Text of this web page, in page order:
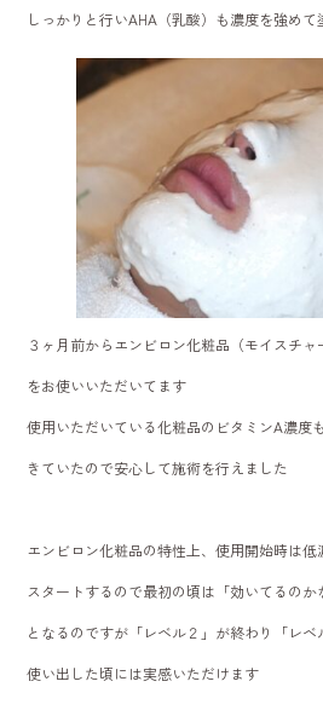
しっかりと行いAHA（乳酸）も濃度を強めて
３ヶ月前からエンビロン化粧品（モイスチャ
をお使いいただいてます
使用いただいている化粧品のビタミンA濃度
きていたので安心して施術を行えました
エンビロン化粧品の特性上、使用開始時は低
スタートするので最初の頃は「効いてるのか
となるのですが「レベル２」が終わり「レベ
使い出した頃には実感いただけます